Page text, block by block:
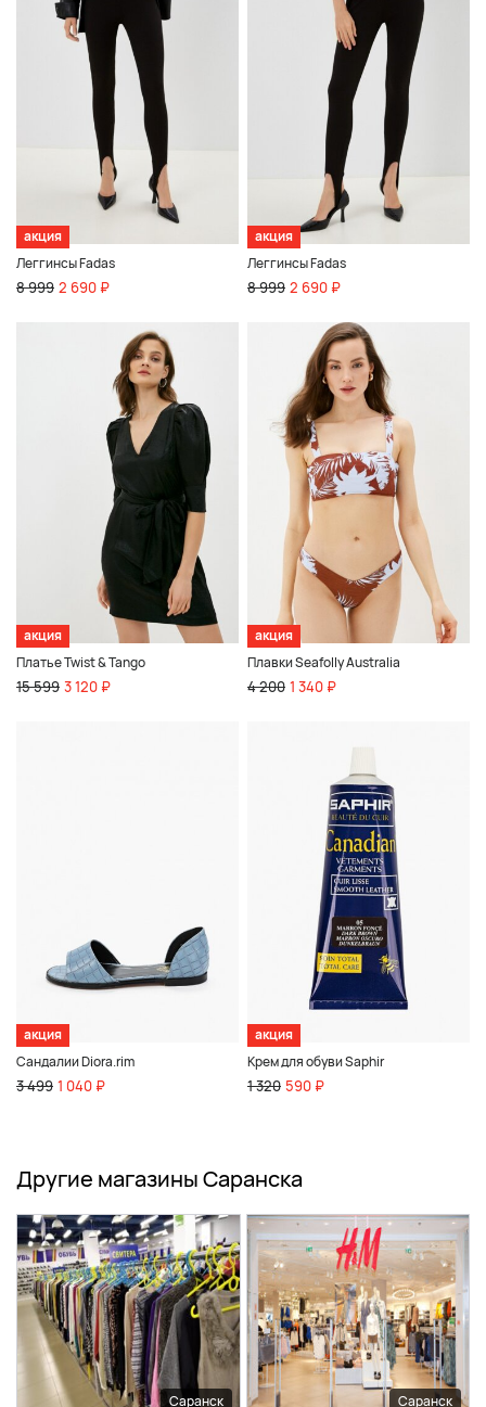
акция
Леггинсы Fadas
8 999 2 690 ₽
акция
Леггинсы Fadas
8 999 2 690 ₽
акция
Платье Twist & Tango
15 599 3 120 ₽
акция
Плавки Seafolly Australia
4 200 1 340 ₽
акция
Сандалии Diora.rim
3 499 1 040 ₽
акция
Крем для обуви Saphir
1 320 590 ₽
Другие магазины Саранска
Саранск Саранск